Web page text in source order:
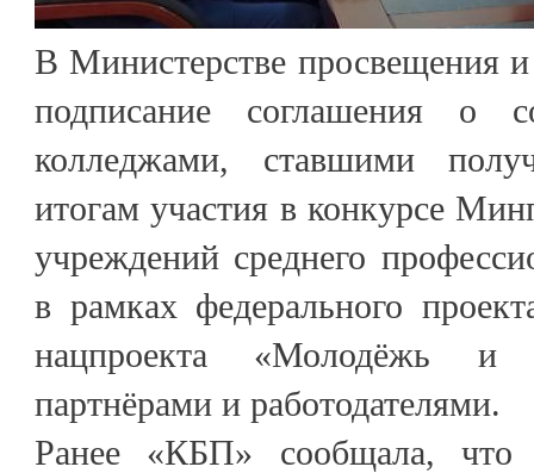
В Министерстве просвещения
подписание соглашения о
колледжами, ставшими
итогам участия в конкурсе
учреждений среднего
в рамках федерального
нацпроекта «Молодёжь и
партнёрами и работодателями.
Ранее «КБП» сообщала, что